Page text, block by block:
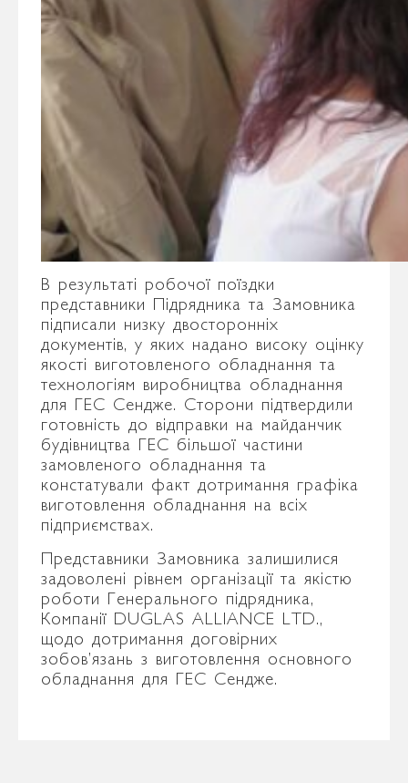
В результаті робочої поїздки
представники Підрядника та Замовника
підписали низку двосторонніх
документів, у яких надано високу оцінку
якості виготовленого обладнання та
технологіям виробництва обладнання
для ГЕС Сендже. Сторони підтвердили
готовність до відправки на майданчик
будівництва ГЕС більшої частини
замовленого обладнання та
констатували факт дотримання графіка
виготовлення обладнання на всіх
підприємствах.
Представники Замовника залишилися
задоволені рівнем організації та якістю
роботи Генерального підрядника,
Компанії DUGLAS ALLIANCE LTD.,
щодо дотримання договірних
зобов’язань з виготовлення основного
обладнання для ГЕС Сендже.